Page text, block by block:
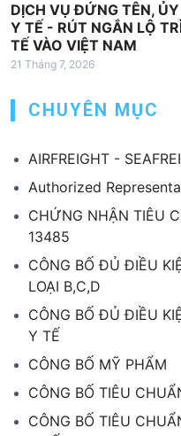
DỊCH VỤ ĐỨNG TÊN,
Y TẾ - RÚT NGẮN LỘ
TẾ VÀO VIỆT NAM
21 Tháng 7, 2026
CHUYÊN MỤC
AIRFREIGHT -
Authorized
CHỨNG NHẬN TIÊU
13485
CÔNG BỐ ĐỦ ĐIỀU
LOẠI B,C,D
CÔNG BỐ ĐỦ ĐIỀU
Y TẾ
CÔNG BỐ MỸ PHẨM
CÔNG BỐ TIÊU
CÔNG BỐ TIÊU